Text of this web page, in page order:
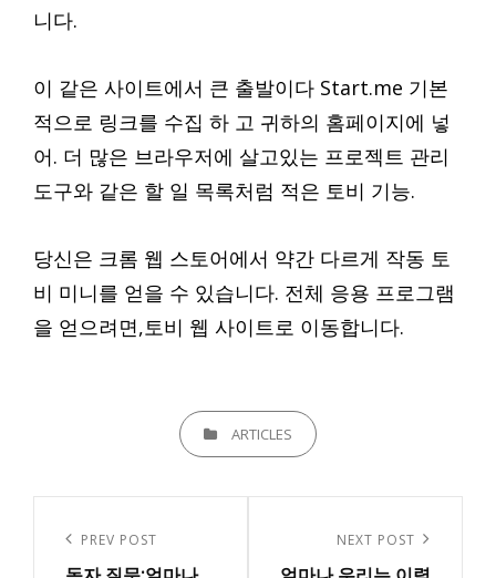
니다.
이 같은 사이트에서 큰 출발이다 Start.me 기본
적으로 링크를 수집 하 고 귀하의 홈페이지에 넣
어. 더 많은 브라우저에 살고있는 프로젝트 관리
도구와 같은 할 일 목록처럼 적은 토비 기능.
당신은 크롬 웹 스토어에서 약간 다르게 작동 토
비 미니를 얻을 수 있습니다. 전체 응용 프로그램
을 얻으려면,토비 웹 사이트로 이동합니다.
CATEGORIESARTICLES
Previous
PREV POST NEXT POST